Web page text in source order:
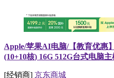
Apple/苹果AI电脑/【教育优惠
(10+10核) 16G 512G台式电脑
[经销商] 京东商城